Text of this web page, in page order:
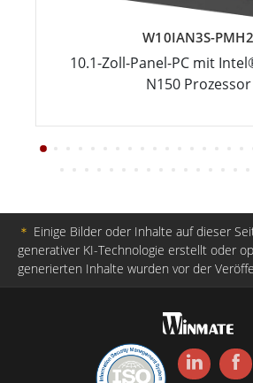
W10IAN3S-PMH2
10.1-Zoll-Panel-PC mit
N150 Prozessor
＊ Einige Bilder oder Inhalte auf dieser
generativer KI-Technologie erstellt oder
generierten Inhalte wurden vor der